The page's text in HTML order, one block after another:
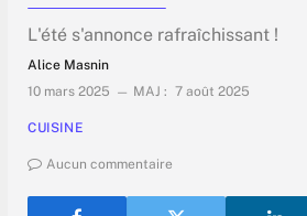
L'été s'annonce rafraîchissant !
Alice Masnin
10 mars 2025
MAJ : 7 août 2025
CUISINE
Aucun commentaire